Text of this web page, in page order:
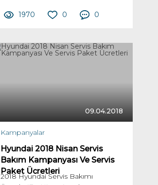
1970 0 0
09.04.2018
Kampanyalar
Hyundai 2018 Nisan Servis
Bakım Kampanyası Ve Servis
Paket Ücretleri
2018 Hyundai Servis Bakımı